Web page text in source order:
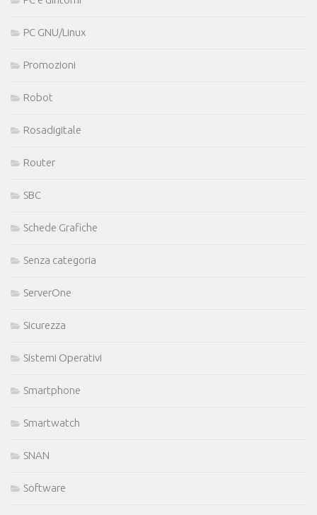
PC GNU/Linux
Promozioni
Robot
Rosadigitale
Router
SBC
Schede Grafiche
Senza categoria
ServerOne
Sicurezza
Sistemi Operativi
Smartphone
Smartwatch
SNAN
Software